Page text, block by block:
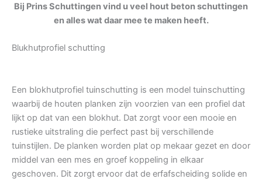
Bij Prins Schuttingen vind u veel hout beton schuttingen
en alles wat daar mee te maken heeft.
Blukhutprofiel schutting
Een blokhutprofiel tuinschutting is een model tuinschutting
waarbij de houten planken zijn voorzien van een profiel dat
lijkt op dat van een blokhut. Dat zorgt voor een mooie en
rustieke uitstraling die perfect past bij verschillende
tuinstijlen. De planken worden plat op mekaar gezet en door
middel van een mes en groef koppeling in elkaar
geschoven. Dit zorgt ervoor dat de erfafscheiding solide en